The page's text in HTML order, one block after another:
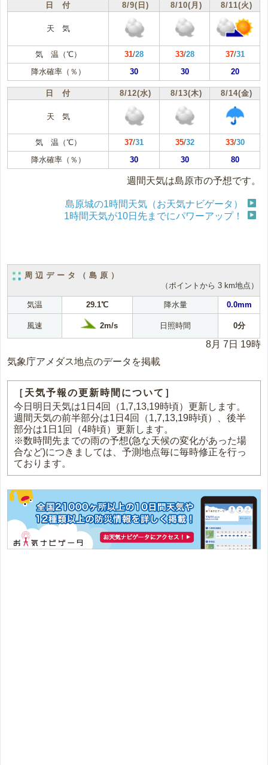
日 付 8/9(日) 8/10(月) 8/11(火)
天 気
気 温（℃） 31/28 33/28 37/31
降水確率（％）
30 30 20
日 付 8/12(水) 8/13(木) 8/14(金)
天 気
気 温（℃） 37/31 35/32 33/30
降水確率（％）
30 30 80
週間天気は島原市の予想です。
島原城の1時間天気（お天気ナビゲータ）
1時間天気が10日先までにパワーアップ！
周辺データ（島原）
（ポイントから 3 km地点）
気温 29.1℃ 降水量 0.0mm
風速 2m/s 日照時間 0分
8月 7日 19時
気象庁アメダス地点のデータを掲載
［天気予報の更新時間について］
今日明日天気は1日4回（1,7,13,19時頃）更新します。
週間天気の前半部分は1日4回（1,7,13,19時頃）、後半
部分は1日1回（4時頃）更新します。
※数時間先までの雨の予想(急な天候の変化があった場
合など)につきましては、予測地点毎に毎時修正を行っ
ております。